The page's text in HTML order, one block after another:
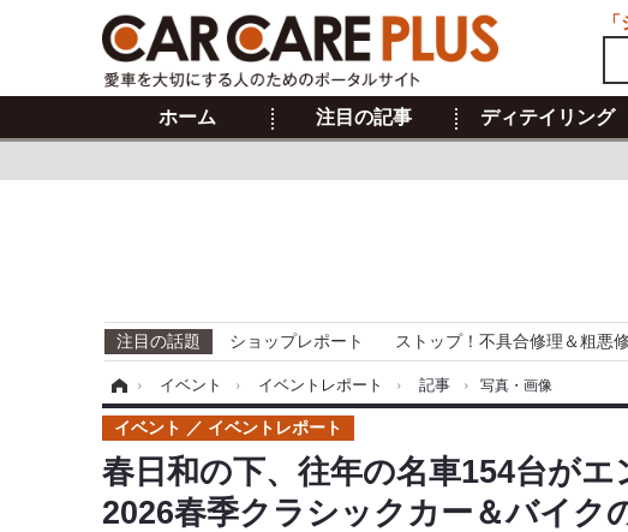
ホーム 注目の記事 ディテイリング
注目の話題 ショップレポート ストップ！不具合修理＆粗悪
› イベント › イベントレポート › 記事 › 写真・画像
春日和の下、往年の名車154台が
2026春季クラシックカー＆バイク
イベント イベントレポート